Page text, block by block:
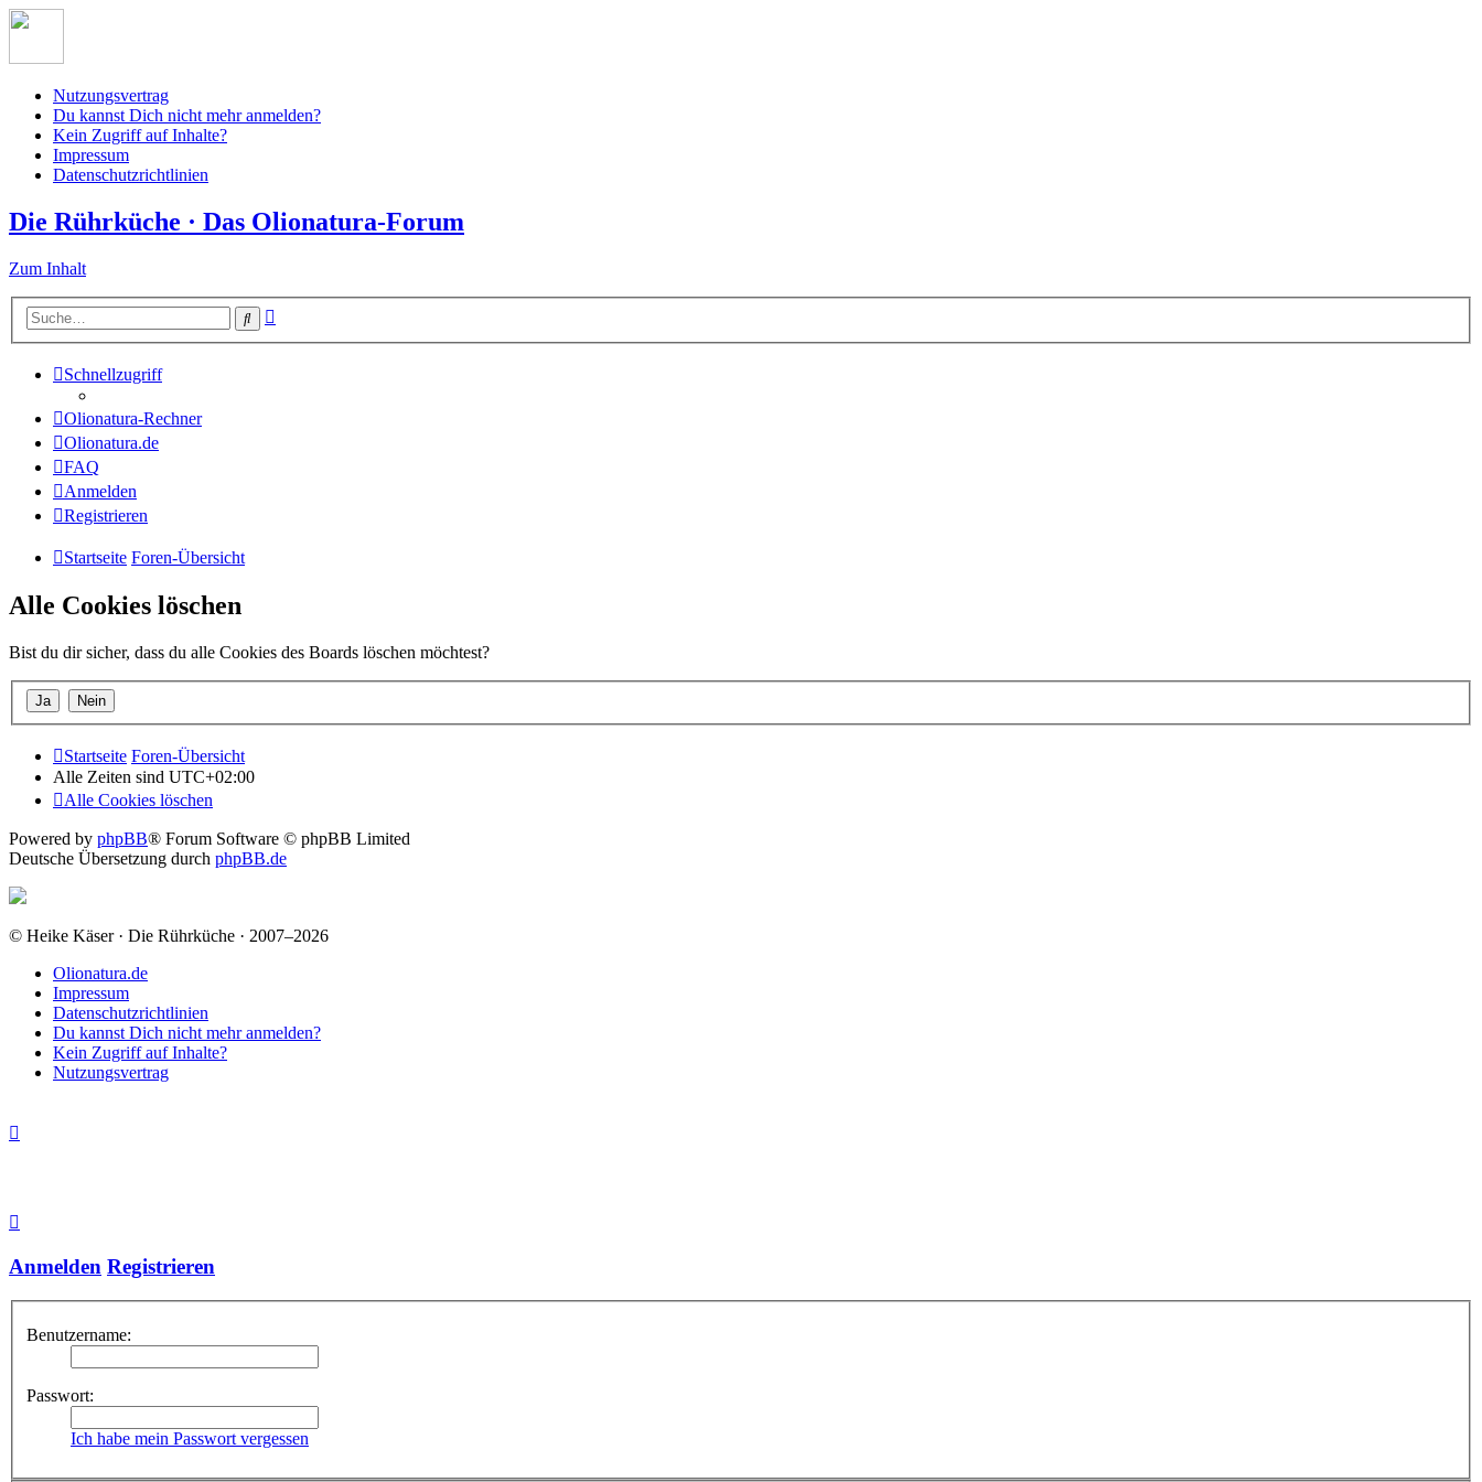
Nutzungsvertrag
Du kannst Dich nicht mehr anmelden?
Kein Zugriff auf Inhalte?
Impressum
Datenschutzrichtlinien
Die Rührküche · Das Olionatura-Forum
Zum Inhalt
Suche
Schnellzugriff
Olionatura-Rechner
Olionatura.de
FAQ
Anmelden
Registrieren
Startseite Foren-Übersicht
Alle Cookies löschen
Bist du dir sicher, dass du alle Cookies des Boards löschen möchtest?
Startseite Foren-Übersicht
Alle Zeiten sind UTC+02:00
Alle Cookies löschen
Powered by phpBB® Forum Software © phpBB Limited
Deutsche Übersetzung durch phpBB.de
© Heike Käser · Die Rührküche · 2007–2026
Olionatura.de
Impressum
Datenschutzrichtlinien
Du kannst Dich nicht mehr anmelden?
Kein Zugriff auf Inhalte?
Nutzungsvertrag
Anmelden Registrieren
Benutzername:
Passwort:
Ich habe mein Passwort vergessen